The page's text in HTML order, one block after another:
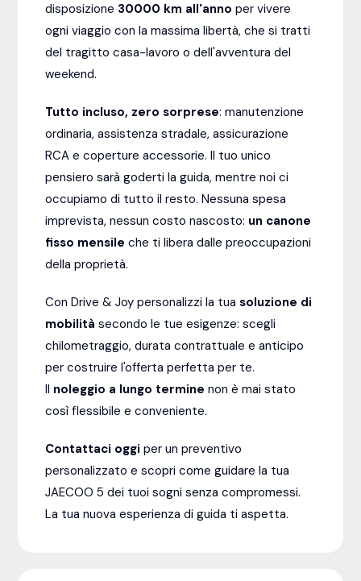
disposizione 30000 km all'anno per vivere
ogni viaggio con la massima libertà, che si tratti
del tragitto casa-lavoro o dell'avventura del
weekend.
Tutto incluso, zero sorprese: manutenzione
ordinaria, assistenza stradale, assicurazione
RCA e coperture accessorie. Il tuo unico
pensiero sarà goderti la guida, mentre noi ci
occupiamo di tutto il resto. Nessuna spesa
imprevista, nessun costo nascosto: un canone
fisso mensile che ti libera dalle preoccupazioni
della proprietà.
Con Drive & Joy personalizzi la tuasoluzione di
mobilità secondo le tue esigenze: scegli
chilometraggio, durata contrattuale e anticipo
per costruire l'offerta perfetta per te.
Il noleggio a lungo termine non è mai stato
così flessibile e conveniente.
Contattaci oggi per un preventivo
personalizzato e scopri come guidare la tua
JAECOO 5 dei tuoi sogni senza compromessi.
La tua nuova esperienza di guida ti aspetta.